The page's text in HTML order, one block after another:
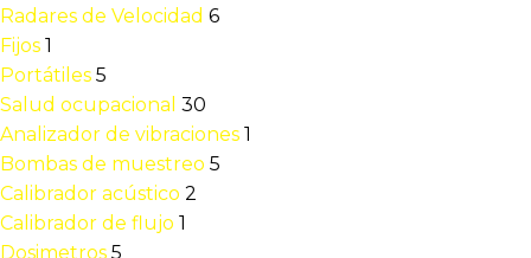
Radares de Velocidad 6
Fijos 1
Portátiles 5
Salud ocupacional 30
Analizador de vibraciones 1
Bombas de muestreo 5
Calibrador acústico 2
Calibrador de flujo 1
Dosimetros 5